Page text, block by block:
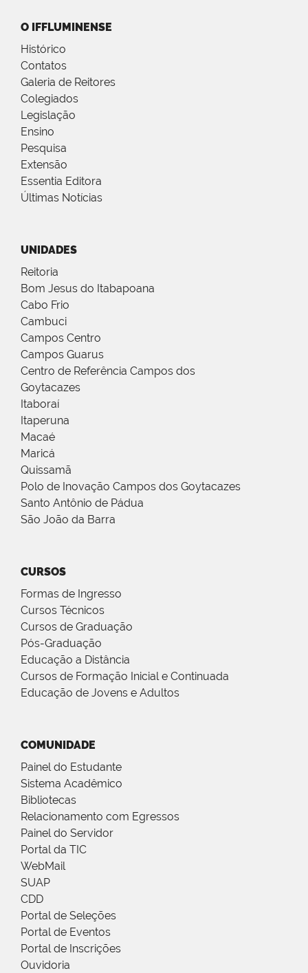
O IFFLUMINENSE
Histórico
Contatos
Galeria de Reitores
Colegiados
Legislação
Ensino
Pesquisa
Extensão
Essentia Editora
Últimas Notícias
UNIDADES
Reitoria
Bom Jesus do Itabapoana
Cabo Frio
Cambuci
Campos Centro
Campos Guarus
Centro de Referência Campos dos
Goytacazes
Itaboraí
Itaperuna
Macaé
Maricá
Quissamã
Polo de Inovação Campos dos Goytacazes
Santo Antônio de Pádua
São João da Barra
CURSOS
Formas de Ingresso
Cursos Técnicos
Cursos de Graduação
Pós-Graduação
Educação a Distância
Cursos de Formação Inicial e Continuada
Educação de Jovens e Adultos
COMUNIDADE
Painel do Estudante
Sistema Acadêmico
Bibliotecas
Relacionamento com Egressos
Painel do Servidor
Portal da TIC
WebMail
SUAP
CDD
Portal de Seleções
Portal de Eventos
Portal de Inscrições
Ouvidoria